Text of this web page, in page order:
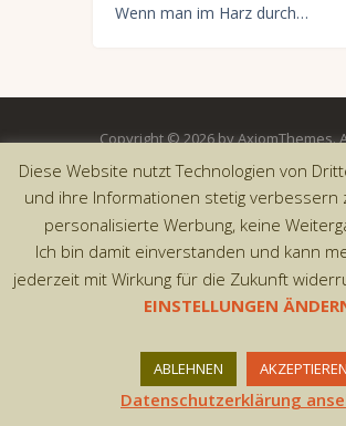
Wenn man im Harz durch…
Copyright © 2026 by AxiomThemes.
reserved.
Diese Website nutzt Technologien von
und ihre Informationen stetig verbessern
personalisierte Werbung, keine
Ich bin damit einverstanden und kann
jederzeit mit Wirkung für die Zukunft
EINSTELLUNGEN
ABLEHNEN AKZEPTIEREN
Datenschutzerklärung